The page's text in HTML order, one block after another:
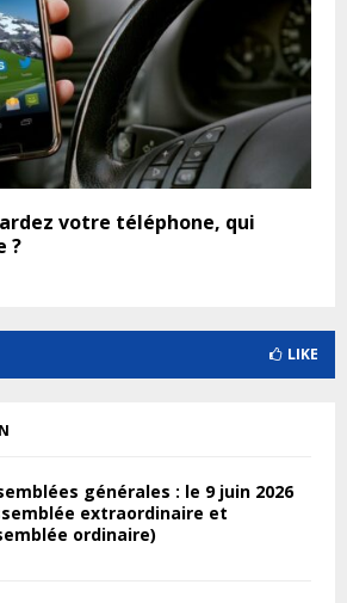
votre téléphone, qui
?
LIKE
générales : le 9 juin 2026
extraordinaire et
ordinaire)